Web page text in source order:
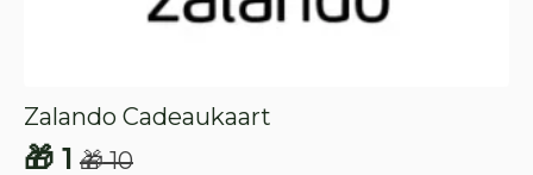
Zalando Cadeaukaart
🎁10
🎁 1